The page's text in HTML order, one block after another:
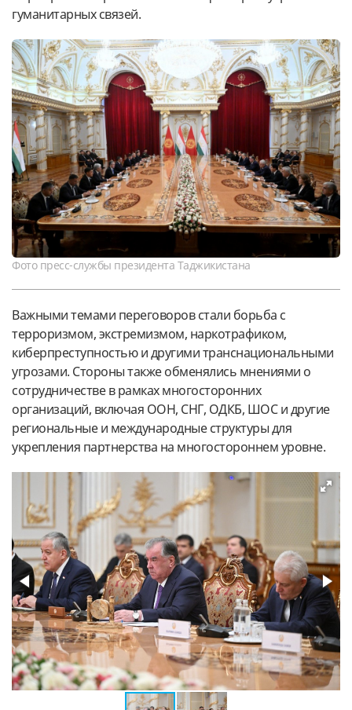
гуманитарных связей.
Фото пресс-службы президента Таджикистана
Важными темами переговоров стали борьба с
терроризмом, экстремизмом, наркотрафиком,
киберпреступностью и другими транснациональными
угрозами. Стороны также обменялись мнениями о
сотрудничестве в рамках многосторонних
организаций, включая ООН, СНГ, ОДКБ, ШОС и другие
региональные и международные структуры для
укрепления партнерства на многостороннем уровне.